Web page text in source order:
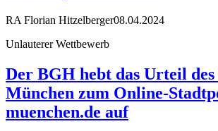
RA Florian Hitzelberger08.04.2024
Unlauterer Wettbewerb
Der BGH hebt das Urteil
München zum Online-
muenchen.de auf